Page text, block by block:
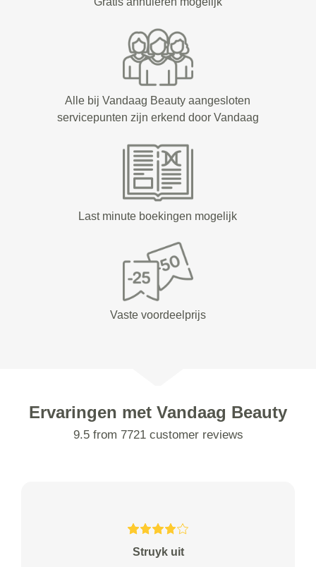
Alle bij Vandaag Beauty aangesloten
servicepunten zijn erkend door Vandaag
Last minute boekingen mogelijk
Vaste voordeelprijs
Ervaringen met Vandaag Beauty
9.5 from 7721 customer reviews
Struyk uit